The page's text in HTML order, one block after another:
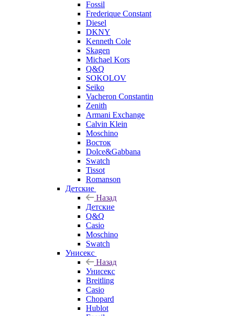
Fossil
Frederique Constant
Diesel
DKNY
Kenneth Cole
Skagen
Michael Kors
Q&Q
SOKOLOV
Seiko
Vacheron Constantin
Zenith
Armani Exchange
Calvin Klein
Moschino
Восток
Dolce&Gabbana
Swatch
Tissot
Romanson
Детские
Назад
Детские
Q&Q
Casio
Moschino
Swatch
Унисекс
Назад
Унисекс
Breitling
Casio
Chopard
Hublot